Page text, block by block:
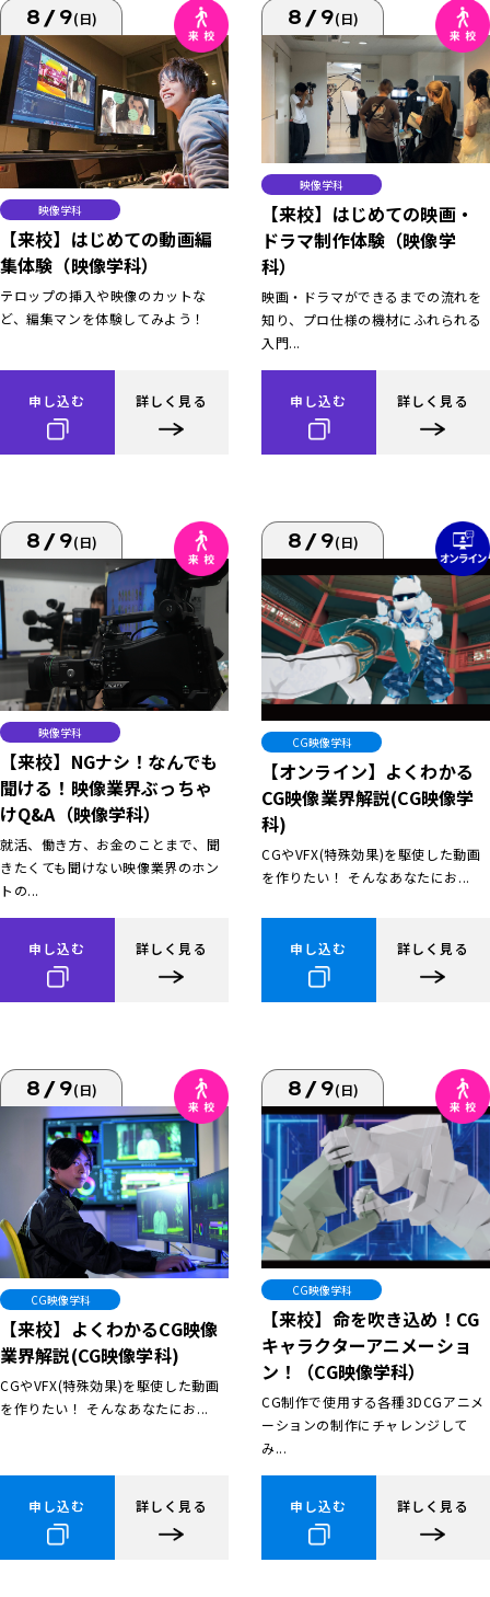
8/9(日)
映像学科
【来校】はじめての動画編
集体験（映像学科）
テロップの挿入や映像のカットな
ど、編集マンを体験してみよう！
申し込む 詳しく見る
8/9(日)
映像学科
【来校】はじめての映画・
ドラマ制作体験（映像学
科）
映画・ドラマができるまでの流れを
知り、プロ仕様の機材にふれられる
入門...
申し込む 詳しく見る
8/9(日)
映像学科
【来校】NGナシ！なんでも
聞ける！映像業界ぶっちゃ
けQ&A（映像学科）
就活、働き方、お金のことまで、聞
きたくても聞けない映像業界のホン
トの...
申し込む 詳しく見る
8/9(日)
CG映像学科
【オンライン】よくわかる
CG映像業界解説(CG映像学
科)
CGやVFX(特殊効果)を駆使した動画
を作りたい！ そんなあなたにお...
申し込む 詳しく見る
8/9(日)
CG映像学科
【来校】よくわかるCG映像
業界解説(CG映像学科)
CGやVFX(特殊効果)を駆使した動画
を作りたい！ そんなあなたにお...
申し込む 詳しく見る
8/9(日)
CG映像学科
【来校】命を吹き込め！CG
キャラクターアニメーショ
ン！（CG映像学科）
CG制作で使用する各種3DCGアニメ
ーションの制作にチャレンジして
み...
申し込む 詳しく見る